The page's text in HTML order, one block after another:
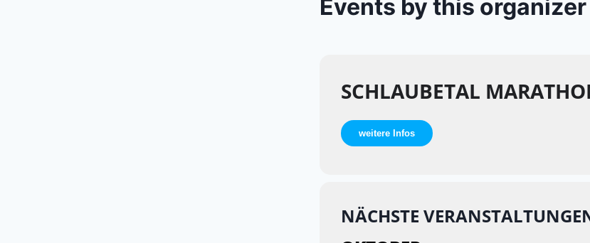
Events by this organizer
SCHLAUBETAL
weitere Infos
NÄCHSTE